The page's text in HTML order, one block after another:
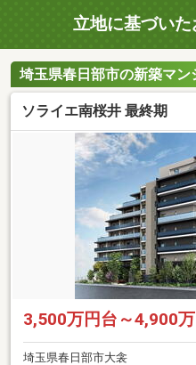
立地に基づい
埼玉県春日部市の新築マン
ソライエ南桜井 最終期
3,500万円台～4,900
埼玉県春日部市大衾